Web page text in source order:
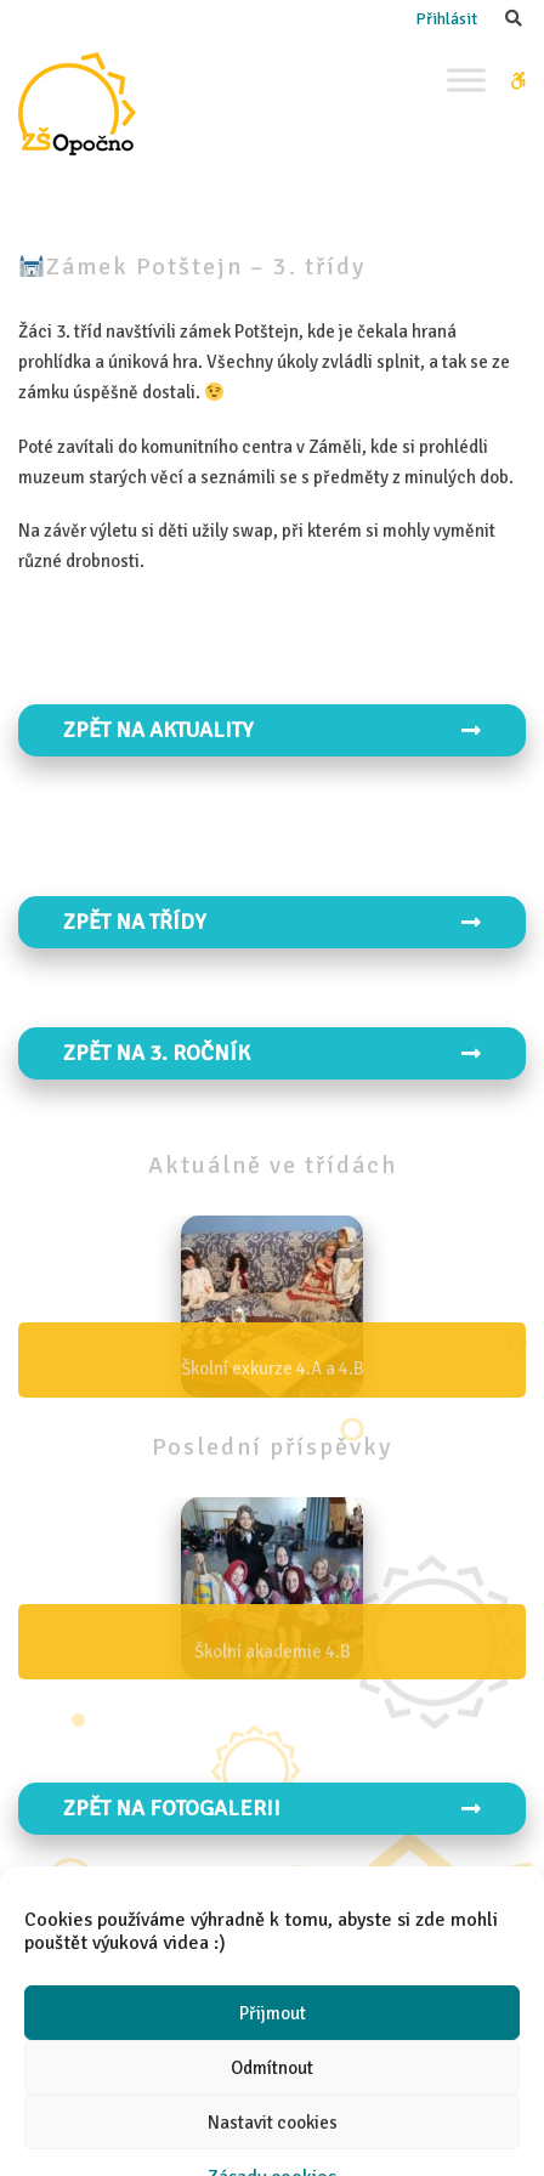
Cookies používáme výhradně k tomu, abyste si zde mohli
pouštět výuková videa :)
Přijmout
Odmítnout
Nastavit cookies
Zámek
Potštejn
Přihlásit
Zámek Potštejn – 3. třídy
Žáci 3. tříd navštívili zámek Potštejn, kde je čekala hraná
prohlídka a úniková hra. Všechny úkoly zvládli splnit, a tak se ze
zámku úspěšně dostali.
Poté zavítali do komunitního centra v Záměli, kde si prohlédli
muzeum starých věcí a seznámili se s předměty z minulých dob.
Na závěr výletu si děti užily swap, při kterém si mohly vyměnit
různé drobnosti.
ZPĚT NA AKTUALITY
ZPĚT NA TŘÍDY
ZPĚT NA 3. ROČNÍK
Aktuálně ve třídách
Školní exkurze 4.A a 4.B
Poslední příspěvky
Školní akademie 4.B
ZPĚT NA FOTOGALERII
ZPĚT NA FOTO 2025/2026
2021 │Aneta Španielová